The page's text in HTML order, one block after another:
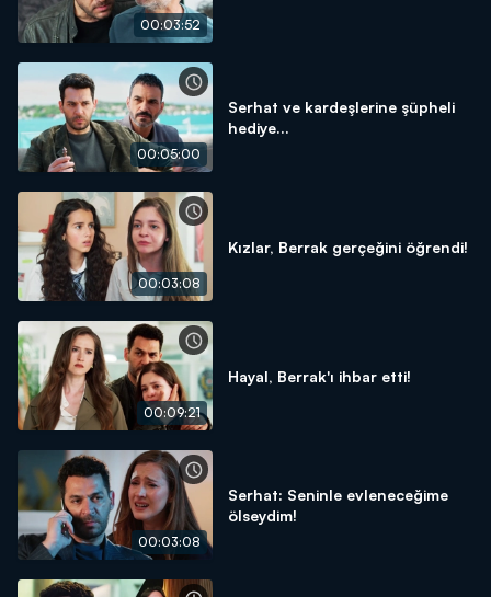
00:03:52
00:05:00
Serhat ve kardeşlerine şüpheli
hediye...
00:03:08
Kızlar, Berrak gerçeğini öğrendi!
00:09:21
Hayal, Berrak'ı ihbar etti!
00:03:08
Serhat: Seninle evleneceğime
ölseydim!